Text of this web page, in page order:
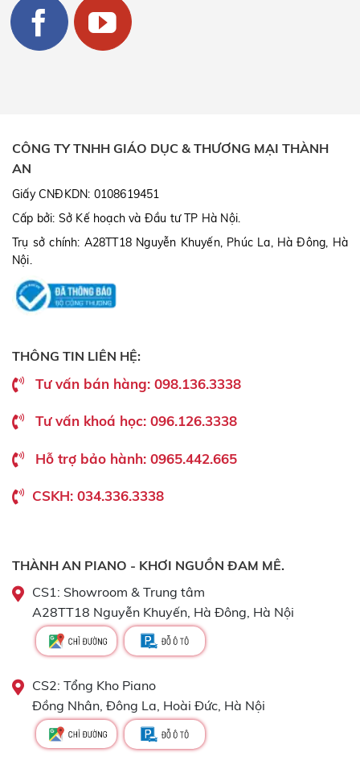
CÔNG TY TNHH GIÁO DỤC & THƯƠNG MẠI THÀNH
AN
Giấy CNĐKDN: 0108619451
Cấp bởi: Sở Kế hoạch và Đầu tư TP Hà Nội.
Trụ sở chính: A28TT18 Nguyễn Khuyến, Phúc La, Hà Đông, Hà
Nội.
THÔNG TIN LIÊN HỆ:
Tư vấn bán hàng: 098.136.3338
Tư vấn khoá học: 096.126.3338
Hỗ trợ bảo hành: 0965.442.665
CSKH: 034.336.3338
THÀNH AN PIANO - KHƠI NGUỒN ĐAM MÊ.
CS1: Showroom & Trung tâm
A28TT18 Nguyễn Khuyến, Hà Đông, Hà Nội
CS2: Tổng Kho Piano
Đồng Nhân, Đông La, Hoài Đức, Hà Nội